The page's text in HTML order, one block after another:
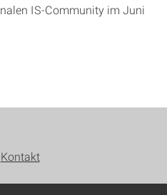
IS-Community im Juni
Kontakt